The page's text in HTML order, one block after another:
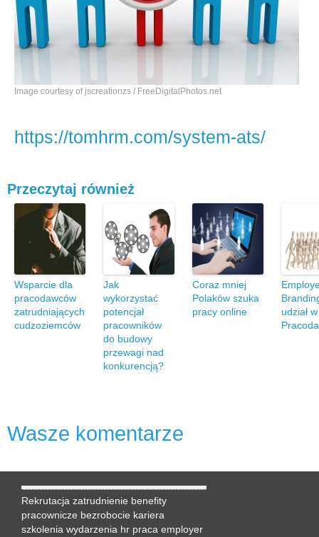
Image courtesy of jscreationzs / FreeDigitalPhotos.net
https://tomhrm.com/system-ats/
Przeczytaj również
Wsparcie dla
pracodawców
zatrudniających
cudzoziemców
Jak
wykorzystać
potencjał
pracowników
do budowy
przewagi nad
konkurencją?
Coraz mniej
Polaków szuka
pracy online
udział
Wasze komentarze
Rekrutacja zatrudnienie benefity
pracownicze bezrobocie kariera
szkolenia wydarzenia hr praca employer